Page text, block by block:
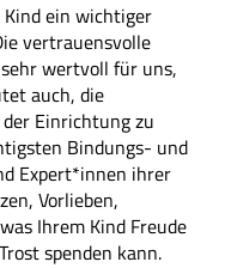
ein wichtiger
vertrauensvolle
wertvoll für uns,
auch, die
Einrichtung zu
Bindungs- und
Expert*innen ihrer
Vorlieben,
Ihrem Kind Freude
spenden kann.